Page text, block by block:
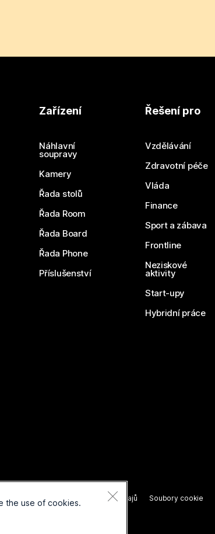
Zařízení
Náhlavní
soupravy
Kamery
Řada stolů
Řada Room
Řada Board
Řada Phone
Příslušenství
Řešení pro
Vzdělávání
Zdravotní péče
Vláda
Finance
Sport a zábava
Frontline
Neziskové
aktivity
Start-upy
Hybridní práce
Prohlášení o ochraně osobních údajů Soubory cookie
the use of cookies.